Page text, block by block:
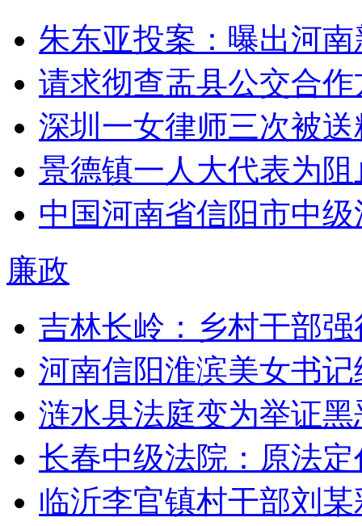
朱东亚投案：曝出河
请求彻查盂县公交合
深圳一女律师三次被
景德镇一人大代表为
中国河南省信阳市中
廉政
吉林长岭：乡村干部
河南信阳淮滨美女书
涟水县法庭变为举证
长春中级法院：原法
临沂李官镇村干部刘